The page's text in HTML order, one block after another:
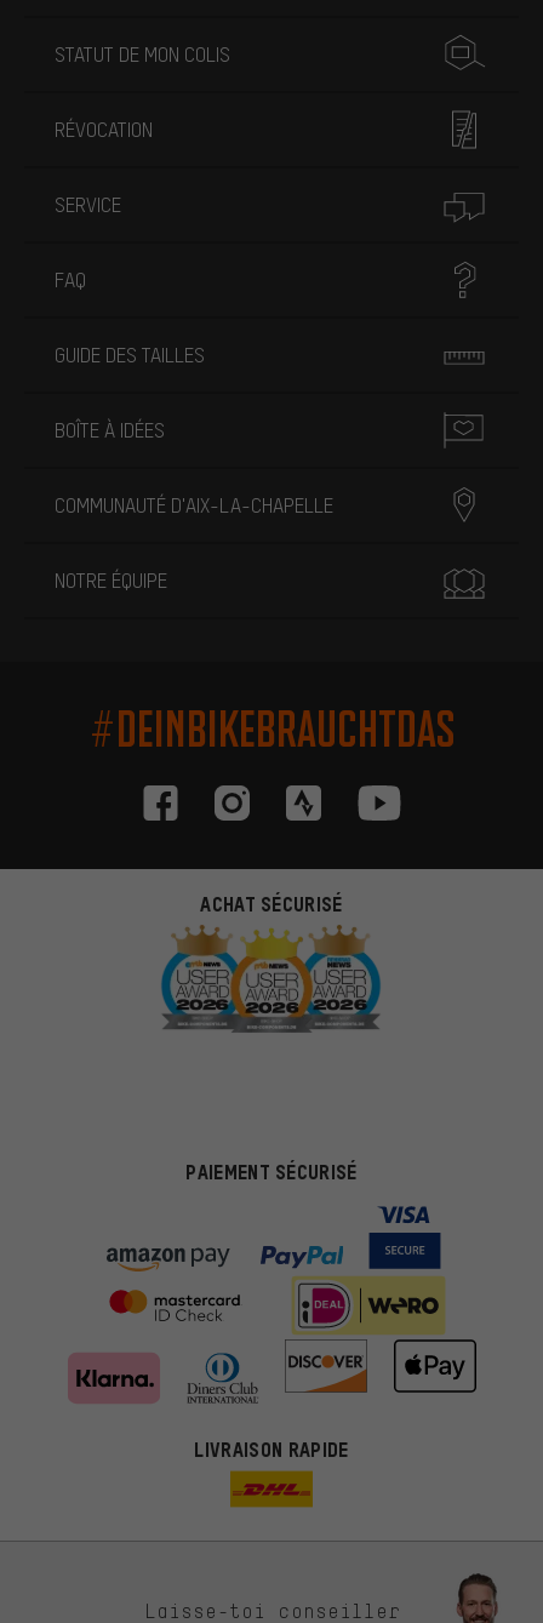
STATUT DE MON COLIS
RÉVOCATION
SERVICE
FAQ
GUIDE DES TAILLES
BOÎTE À IDÉES
COMMUNAUTÉ D'AIX-LA-CHAPELLE
NOTRE ÉQUIPE
#DEINBIKEBRAUCHTDAS
ACHAT SÉCURISÉ
PAIEMENT SÉCURISÉ
LIVRAISON RAPIDE
Laisse-toi conseiller
Des offres plus adaptées